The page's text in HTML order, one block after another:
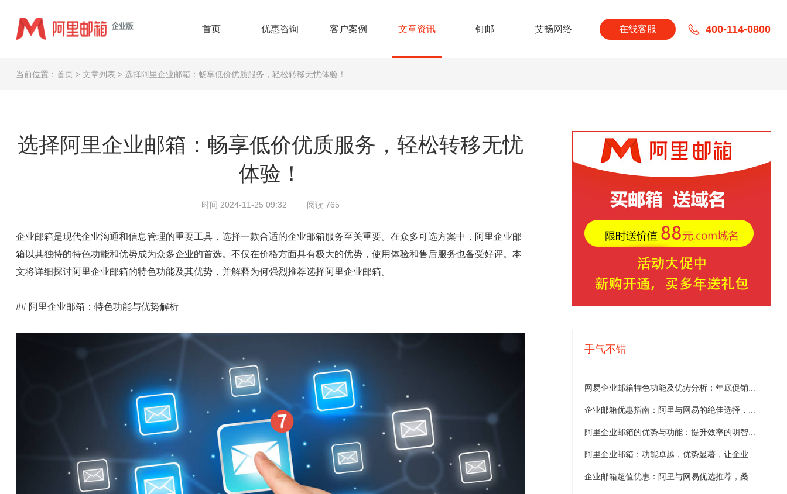
首页 优惠咨询 客户案例 文章资讯 钉邮 艾畅网络 在线客服 400-114-0800
当前位置： 首页> 文章列表 > 选择阿里企业邮箱：畅享低价优质服务，轻松转移无忧体验！
选择阿里企业邮箱：畅享低价优质服务，轻松转移无忧
体验！
时间 2024-11-25 09:32 阅读 765
企业邮箱是现代企业沟通和信息管理的重要工具，选择一款合适的企业邮箱服务至关重要。在众多可选方案中，阿里企业邮
箱以其独特的特色功能和优势成为众多企业的首选。不仅在价格方面具有极大的优势，使用体验和售后服务也备受好评。本
文将详细探讨阿里企业邮箱的特色功能及其优势，并解释为何强烈推荐选择阿里企业邮箱。
## 阿里企业邮箱：特色功能与优势解析
手气不错
网易企业邮箱特色功能及优势分析：年底促销优惠详解与推荐
企业邮箱优惠指南：阿里与网易的绝佳选择，桑桥网络推荐！
阿里企业邮箱的优势与功能：提升效率的明智之选！
阿里企业邮箱：功能卓越，优势显著，让企业沟通无忧驰骋未来
企业邮箱超值优惠：阿里与网易优选推荐，桑桥网络倾情呈现